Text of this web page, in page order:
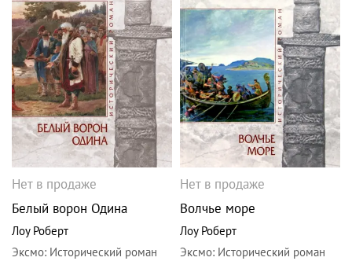
Нет в продаже
Белый ворон Одина
Лоу Роберт
Эксмо: Исторический роман
Нет в продаже
Волчье море
Лоу Роберт
Эксмо: Исторический роман